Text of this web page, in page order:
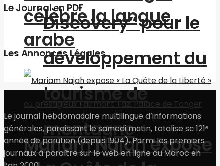
célèbre la langue
arabe
Mariam Najah expose
Discovery” pour le
développement du
tourisme de
montagne
Le Journal en PDF
Les Annonces Légales
Le journal hebdomadaire multilingue d’informations
générales, paraissant le samedi matin, totalise sa 121ᵉ
année de parution (depuis 1904). Parmi les premiers
journaux à paraître sur le web en ligne au Maroc en